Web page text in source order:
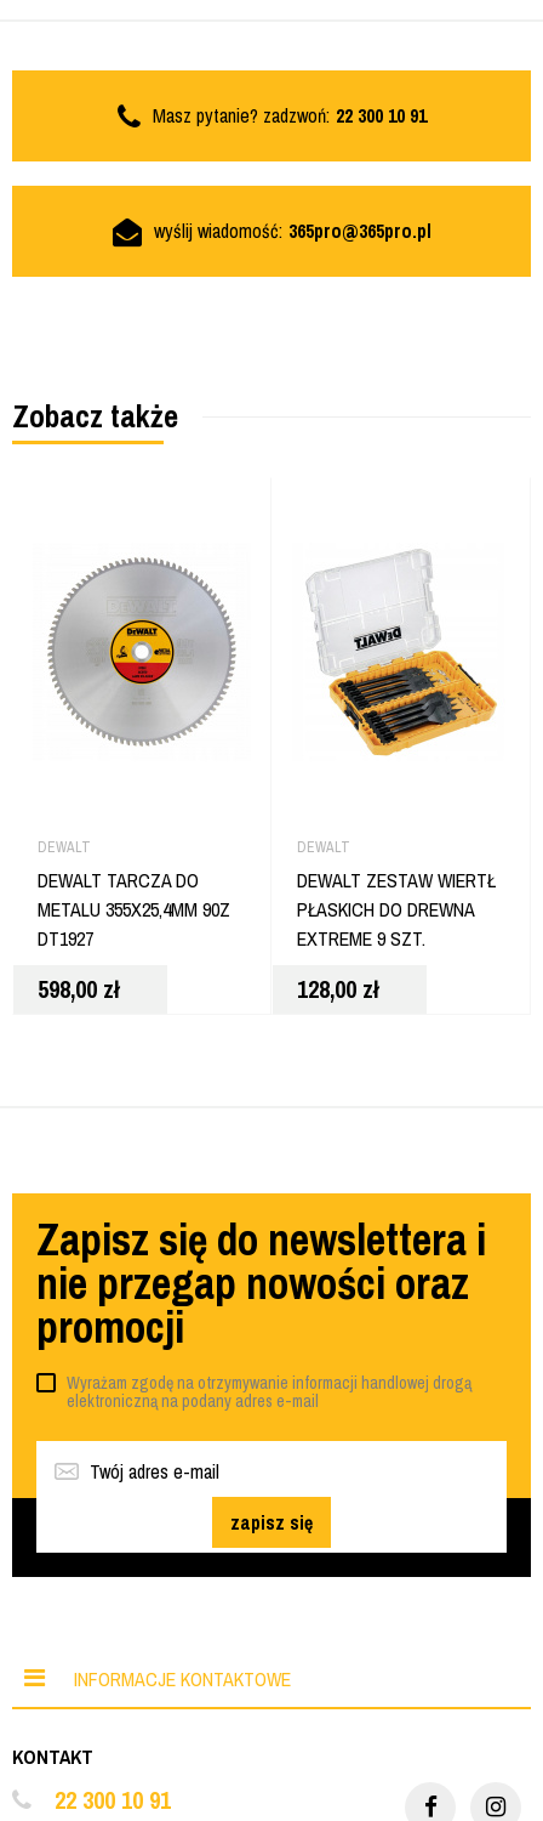
Masz pytanie? zadzwoń: 22 300 10 91
wyślij wiadomość: 365pro@365pro.pl
Zobacz także
DEWALT
DEWALT TARCZA DO
METALU 355X25,4MM 90Z
DT1927
598,00 zł
DEWALT
DEWALT ZESTAW WIERTŁ
PŁASKICH DO DREWNA
EXTREME 9 SZT.
128,00 zł
Zapisz się do newslettera i
nie przegap nowości oraz
promocji
Wyrażam zgodę na otrzymywanie informacji handlowej drogą
elektroniczną na podany adres e-mail
zapisz się
INFORMACJE KONTAKTOWE
KONTAKT
22 300 10 91